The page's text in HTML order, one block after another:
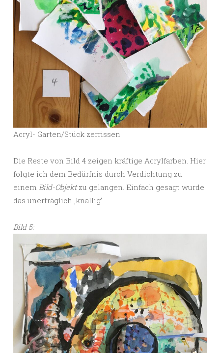
Acryl- Garten/Stück zerrissen
Die Reste von Bild 4 zeigen kräftige Acrylfarben. Hier
folgte ich dem Bedürfnis durch Verdichtung zu
einem Bild-Objektzu gelangen. Einfach gesagt wurde
das unerträglich ‚knallig‘.
Bild 5: